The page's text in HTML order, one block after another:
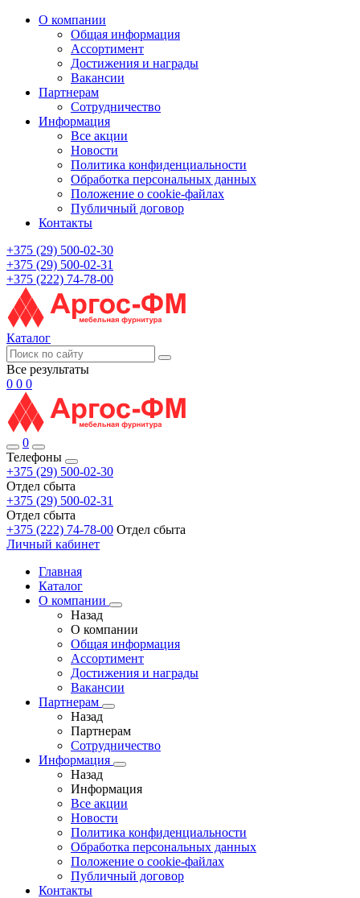
О компании
Общая информация
Ассортимент
Достижения и награды
Вакансии
Партнерам
Сотрудничество
Информация
Все акции
Новости
Политика конфиденциальности
Обработка персональных данных
Положение о cookie-файлах
Публичный договор
Контакты
+375 (29) 500-02-30
+375 (29) 500-02-31
+375 (222) 74-78-00
Каталог
Все результаты
0 0 0
0
Телефоны
+375 (29) 500-02-30
Отдел сбыта
+375 (29) 500-02-31
Отдел сбыта
+375 (222) 74-78-00 Отдел сбыта
Личный кабинет
Главная
Каталог
О компании
Назад
О компании
Общая информация
Ассортимент
Достижения и награды
Вакансии
Партнерам
Назад
Партнерам
Сотрудничество
Информация
Назад
Информация
Все акции
Новости
Политика конфиденциальности
Обработка персональных данных
Положение о cookie-файлах
Публичный договор
Контакты